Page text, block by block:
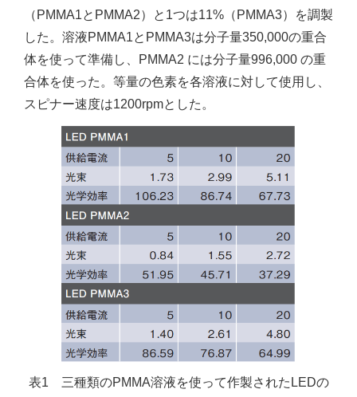
（PMMA1とPMMA2）と1つは11%（PMMA3）を調製
した。溶液PMMA1とPMMA3は分子量350,000の重合
体を使って準備し、PMMA2 には分子量996,000 の重
合体を使った。等量の色素を各溶液に対して使用し、
スピナー速度は1200rpmとした。
表1 三種類のPMMA溶液を使って作製されたLEDの